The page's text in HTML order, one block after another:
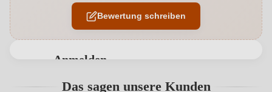
Bio EU
Bewertung schreiben
Anmelden
Benutzern abgegeben werden. Bitte loggen Sie sich
Das sagen unsere Kunden